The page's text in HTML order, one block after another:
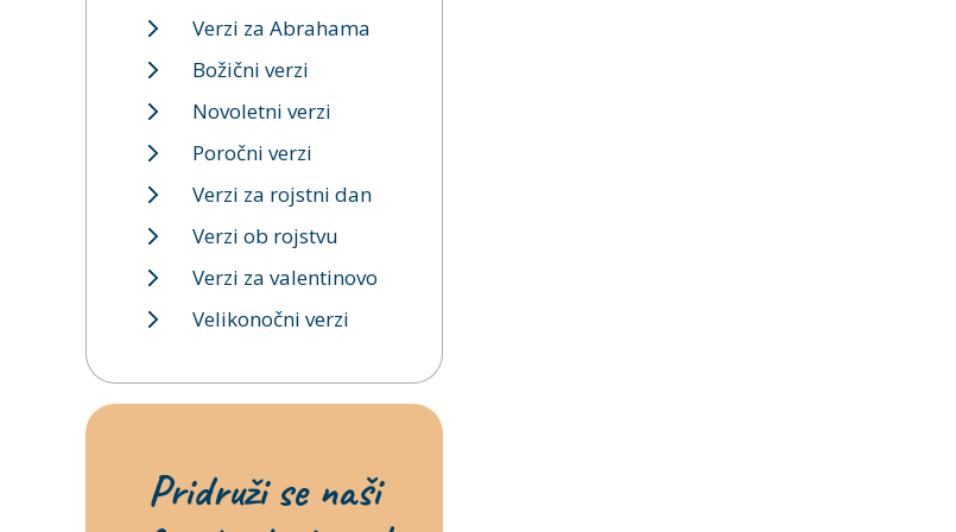
Verzi za Abrahama
Božični verzi
Novoletni verzi
Poročni verzi
Verzi za rojstni dan
Verzi ob rojstvu
Verzi za valentinovo
Velikonočni verzi
Pridruži se naši